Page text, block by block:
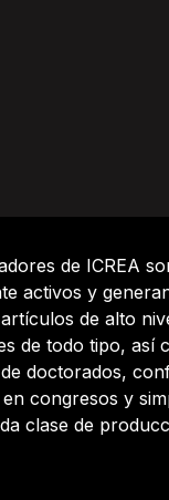
de ICREA
activos y
de alto
de todo tipo, así
doctorados,
congresos y
clase de